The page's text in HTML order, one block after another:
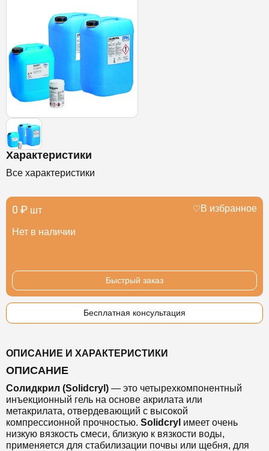
Характеристики
Все характеристики
0 ₽ шт
Нет в наличии
В избранное
Быстрый заказ
Бесплатная консультация
ОПИСАНИЕ И ХАРАКТЕРИСТИКИ
ОПИСАНИЕ
Солидкрил (Solidcryl) — это четырехкомпонентный
инъекционный гель на основе акрилата или
метакрилата, отвердевающий с высокой
компрессионной прочностью. Solidcryl имеет очень
низкую вязкость смеси, близкую к вязкости воды,
применяется для стабилизации почвы или щебня, для